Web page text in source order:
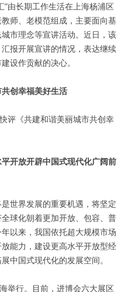
”由长期工作生活在上海杨浦区
师、老模范组成，主要面向基
市理念等宣讲活动。近日，该
报开展宣讲的情况，表达继续
设作贡献的决心。
共创幸福美好生活
评《共建和谐美丽城市共创幸
开放开辟中国式现代化广阔前
世界发展的重要机遇，将坚定
球化朝着更加开放、包容、普
以来，我国依托超大规模市场
能力，建设更高水平开放型经
中国式现代化的发展空间。
举行。目前，进博会六大展区